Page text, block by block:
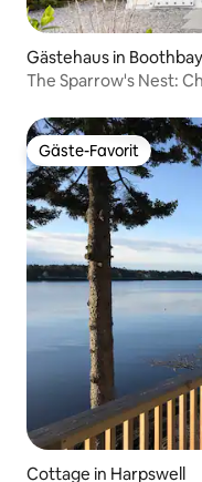
Gästehaus in
The Sparrow's Nest:
Gäste-Favorit
Gäste-Favorit
Cottage in Harpswell